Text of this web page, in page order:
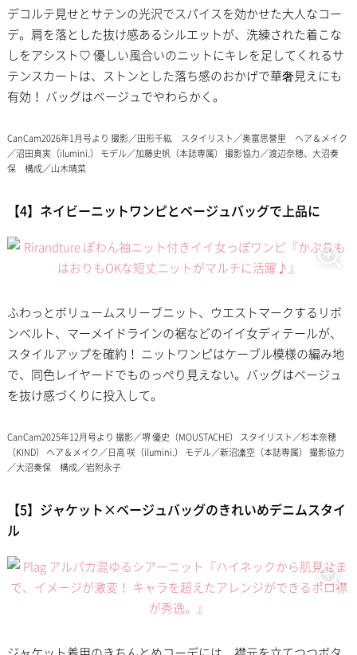
デコルテ見せとサテンの光沢でスパイスを効かせた大人なコー
デ。肩を落とした抜け感あるシルエットが、洗練された着こな
しをアシスト♡ 優しい風合いのニットにキレを足してくれるサ
テンスカートは、ストンとした落ち感のおかげで華奢見えにも
有効！ バッグはベージュでやわらかく。
CanCam2026年1月号より 撮影／田形千紘 スタイリスト／奥富思誉里 ヘア＆メイク
／沼田真実（ilumini.） モデル／加藤史帆（本誌専属） 撮影協力／渡辺奈穂、大沼奏
保 構成／山木晴菜
【4】ネイビーニットワンピとベージュバッグで上品に
ふわっとボリュームスリーブニット、ウエストマークするリボ
ンベルト、マーメイドラインの裾などのイイ女ディテールが、
スタイルアップを確約！ ニットワンピはケーブル模様の編み地
で、同色レイヤードでものっぺり見えない。バッグはベージュ
を抜け感づくりに投入して。
CanCam2025年12月号より 撮影／堺 優史（MOUSTACHE） スタイリスト／杉本奈穂
（KIND） ヘア＆メイク／日高 咲（ilumini.） モデル／新沼凛空（本誌専属） 撮影協力
／大沼奏保 構成／岩附永子
【5】ジャケット×ベージュバッグのきれいめデニムスタイ
ル